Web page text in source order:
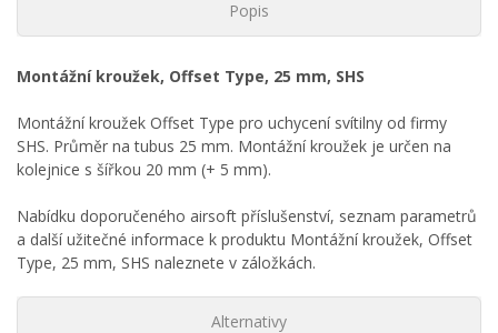
Popis
Montážní kroužek, Offset Type, 25 mm, SHS
Montážní kroužek Offset Type pro uchycení svítilny od firmy
SHS. Průměr na tubus 25 mm. Montážní kroužek je určen na
kolejnice s šířkou 20 mm (+ 5 mm).
Nabídku doporučeného airsoft příslušenství, seznam parametrů
a další užitečné informace k produktu Montážní kroužek, Offset
Type, 25 mm, SHS naleznete v záložkách.
Alternativy